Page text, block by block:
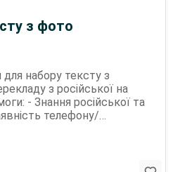
та готові працювати
може бути
Вас. Для зв'язку пишіть
телефону. Також
Telegram в шапці профіля оголошення.
з фото
для набору тексту з
з російської на
телефону/
перевірки завдання.